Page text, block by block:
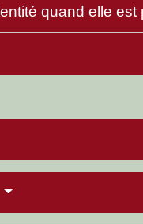
quand elle est